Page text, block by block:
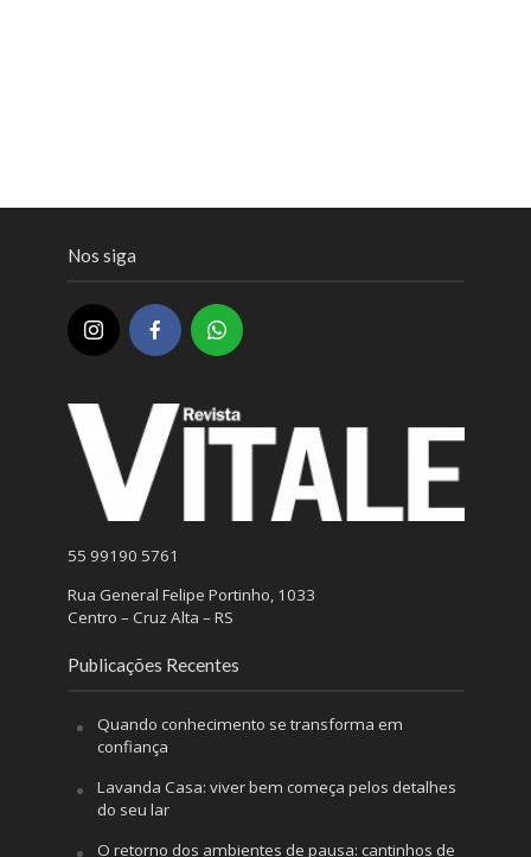
Nos siga
55 99190 5761
Rua General Felipe Portinho, 1033
Centro – Cruz Alta – RS
Publicações Recentes
Quando conhecimento se transforma em
confiança
Lavanda Casa: viver bem começa pelos detalhes
do seu lar
O retorno dos ambientes de pausa: cantinhos de